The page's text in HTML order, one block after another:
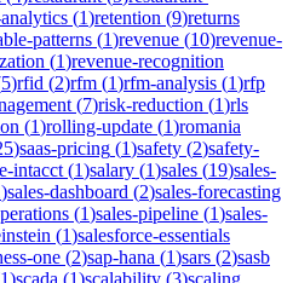
(1)retention (9)returns
patterns (1)revenue (10)revenue-
(1)revenue-recognition
5)rfid (2)rfm (1)rfm-analysis (1)rfp
(7)risk-reduction (1)rls
(1)rolling-update (1)romania
)saas-pricing (1)safety (2)safety-
intacct (1)salary (1)sales (19)sales-
)sales-dashboard (2)sales-forecasting
(1)sales-pipeline (1)sales-
(1)salesforce-essentials
one (2)sap-hana (1)sars (2)sasb
1)scada (1)scalability (3)scaling